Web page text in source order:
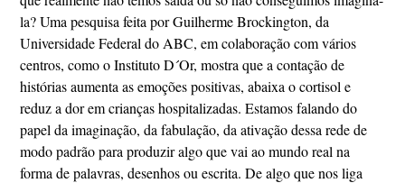
la? Uma pesquisa feita por Guilherme Brockington, da
Universidade Federal do ABC, em colaboração com vários
centros, como o Instituto D´Or, mostra que a contação de
histórias aumenta as emoções positivas, abaixa o cortisol e
reduz a dor em crianças hospitalizadas. Estamos falando do
papel da imaginação, da fabulação, da ativação dessa rede de
modo padrão para produzir algo que vai ao mundo real na
forma de palavras, desenhos ou escrita. De algo que nos liga